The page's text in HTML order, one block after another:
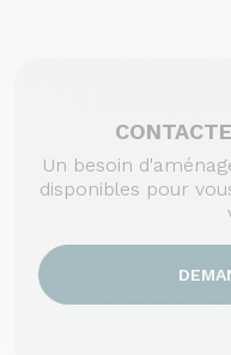
Un besoin
disponibles pour